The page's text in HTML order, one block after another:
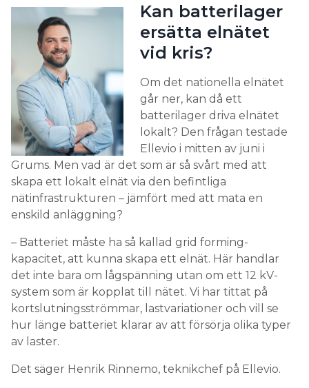
Kan batterilager
ersätta elnätet
vid kris?
Om det nationella elnätet
går ner, kan då ett
batterilager driva elnätet
lokalt? Den frågan testade
Ellevio i mitten av juni i
Grums. Men vad är det som är så svårt med att
skapa ett lokalt elnät via den befintliga
nätinfrastrukturen – jämfört med att mata en
enskild anläggning?
– Batteriet måste ha så kallad grid forming-
kapacitet, att kunna skapa ett elnät. Här handlar
det inte bara om lågspänning utan om ett 12 kV-
system som är kopplat till nätet. Vi har tittat på
kortslutningsströmmar, lastvariationer och vill se
hur länge batteriet klarar av att försörja olika typer
av laster.
Det säger Henrik Rinnemo, teknikchef på Ellevio.